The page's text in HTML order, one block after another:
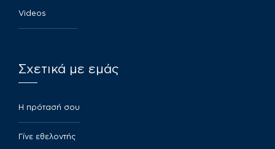
Videos
Σχετικά με εμάς
​Η πρότασή σου
Γίνε εθελοντής